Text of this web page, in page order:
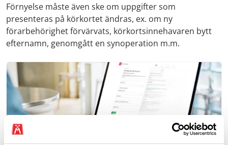
Förnyelse måste även ske om uppgifter som
presenteras på körkortet ändras, ex. om ny
förarbehörighet förvärvats, körkortsinnehavaren bytt
efternamn, genomgått en synoperation m.m.